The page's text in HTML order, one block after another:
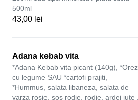
500ml
43,00 lei
Adana kebab vita
*Adana Kebab vita picant (140g), *Orez
cu legume SAU *cartofi prajiti,
*Hummus, salata libaneza, salata de
varza rosie, sos rodie, rodie, ardei iute ,